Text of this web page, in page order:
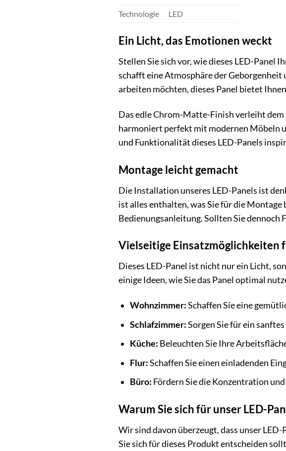
Technologie
LED
Ein Licht, das Emotionen weckt
Stellen Sie sich vor, wie dieses LED-Panel
schafft eine Atmosphäre der Geborgenheit
arbeiten möchten, dieses Panel bietet
Das edle Chrom-Matte-Finish verleiht dem
harmoniert perfekt mit modernen Möbeln
und Funktionalität dieses LED-Panels
Montage leicht gemacht
Die Installation unseres LED-Panels ist
ist alles enthalten, was Sie für die
Bedienungsanleitung. Sollten Sie dennoch
Vielseitige Einsatzmöglichkeiten
Dieses LED-Panel ist nicht nur ein Licht,
einige Ideen, wie Sie das Panel optimal
Wohnzimmer:Schaffen Sie eine
Schlafzimmer:Sorgen Sie für ein
Küche: Beleuchten Sie Ihre
Flur:Schaffen Sie einen einladenden
Büro: Fördern Sie die Konzentration
Warum Sie sich für unser LED-
Wir sind davon überzeugt, dass unser
Sie sich für dieses Produkt entscheiden